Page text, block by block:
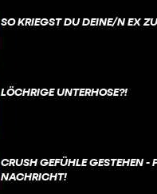
SO KRIEGST DU DEINE/N EX
LÖCHRIGE UNTERHOSE?!
CRUSH GEFÜHLE GESTEHEN -
NACHRICHT!